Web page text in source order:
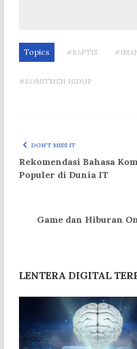
Topics #BAPTIS
#KOMITMEN HIDUP
DON'T MISS IT
Rekomendasi Bahasa
Populer di Dunia IT
Game dan Hiburan
LENTERA DIGITAL